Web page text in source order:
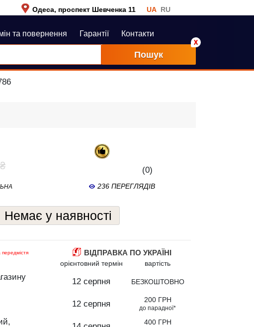
Одеса, проспект Шевченка 11 UA RU
та повернення Гарантії Контакти
Пошук
₴ (0)
236 ПЕРЕГЛЯДІВ
Немає у наявності
передмістя ВІДПРАВКА ПО УКРАЇНІ
орієнтовний термін вартість
12 серпня
12 серпня
БЕЗКОШТОВНО
200 ГРН
до парадної*
400 ГРН